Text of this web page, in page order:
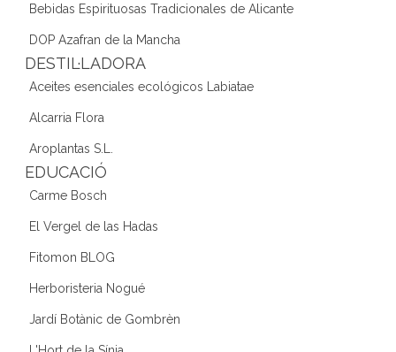
Bebidas Espirituosas Tradicionales de Alicante
DOP Azafran de la Mancha
DESTIL·LADORA
Aceites esenciales ecológicos Labiatae
Alcarria Flora
Aroplantas S.L.
EDUCACIÓ
Carme Bosch
El Vergel de las Hadas
Fitomon BLOG
Herboristeria Nogué
Jardí Botànic de Gombrèn